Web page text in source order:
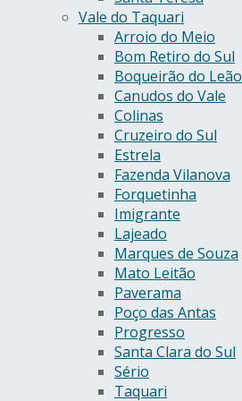
Vale do Taquari
Arroio do Meio
Bom Retiro do Sul
Boqueirão do Leão
Canudos do Vale
Colinas
Cruzeiro do Sul
Estrela
Fazenda Vilanova
Forquetinha
Imigrante
Lajeado
Marques de Souza
Mato Leitão
Paverama
Poço das Antas
Progresso
Santa Clara do Sul
Sério
Taquari